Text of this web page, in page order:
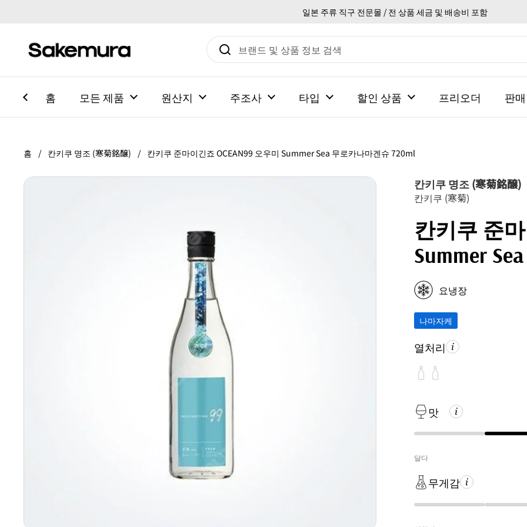
일본 주류 직구 전문몰 / 전 상품 세금 및 배송비 포함
홈 모든 제품 원산지 주조사 타입 할인 상품 프리오더 판
홈 / 칸키쿠 명조 (寒菊銘醸) / 칸키쿠 준마이긴죠 OCEAN99 오우미 Summer Sea 무로카나마겐슈 720ml
칸키쿠 명조 (寒菊銘醸)
칸키쿠 (寒菊)
칸키쿠 준
Summer
요냉장
나마자케
열처리
맛
달다
무게감